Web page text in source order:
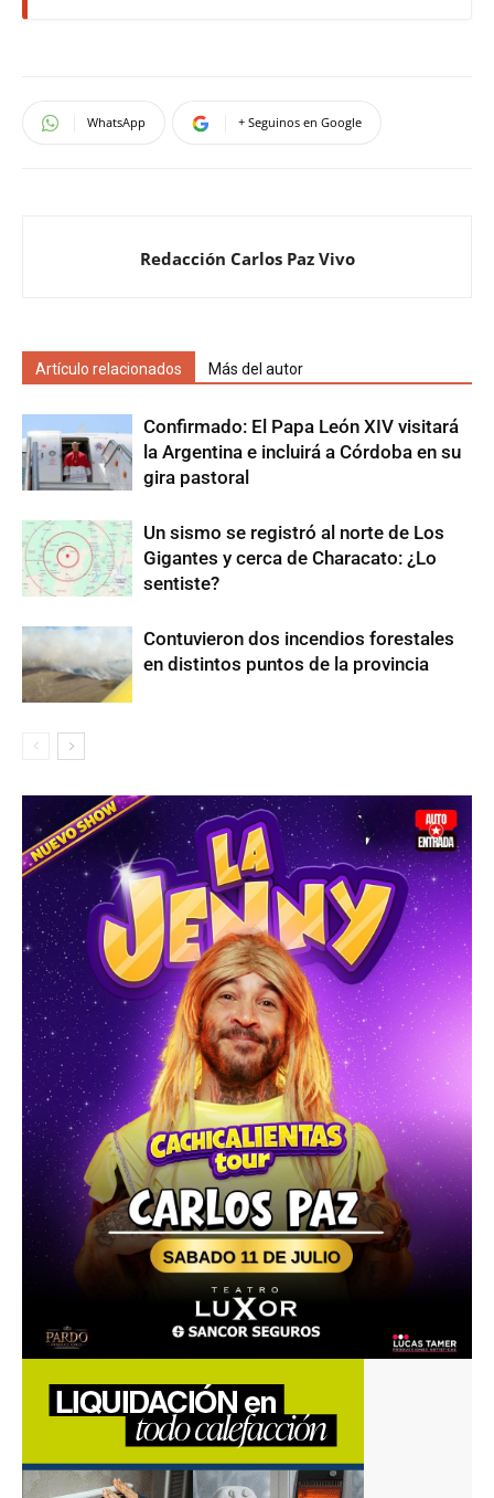
WhatsApp + Seguinos en Google
Redacción Carlos Paz Vivo
Artículo relacionados Más del autor
Confirmado: El Papa León XIV visitará
la Argentina e incluirá a Córdoba en su
gira pastoral
Un sismo se registró al norte de Los
Gigantes y cerca de Characato: ¿Lo
sentiste?
Contuvieron dos incendios forestales
en distintos puntos de la provincia